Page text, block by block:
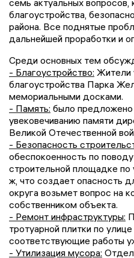
семь актуальных
благоустройства,
района. Все поднятые
дальнейшей проработки и
Среди основных тем
- Благоустройство: Жители
благоустройства Парка
мемориальными досками.
- Память: было
увековечиванию памяти
Великой Отечественной
- Безопасность
обеспокоенность по
строительной площадке
ж, что создает опасность
округа возьмет вопрос на
собственником объекта.
- Ремонт инфраструктуры:
тротуарной плитки по
соответствующие работы
- Утилизация мусора: